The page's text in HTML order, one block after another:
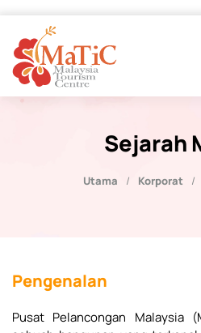
Sejarah
Utama Korporat
Pengenalan
Pusat Pelancongan Malaysia